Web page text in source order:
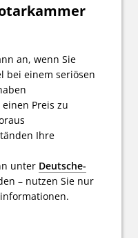
an, wenn Sie
bei einem seriösen
Preis zu
Ihre
unter Deutsche-
– nutzen Sie nur